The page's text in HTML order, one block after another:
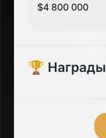
$4 800 000
🏆 Награды